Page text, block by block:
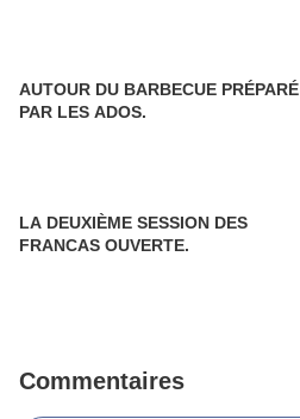
AUTOUR DU BARBECUE PRÉPARÉ
PAR LES ADOS.
LA DEUXIÈME SESSION DES
FRANCAS OUVERTE.
Commentaires